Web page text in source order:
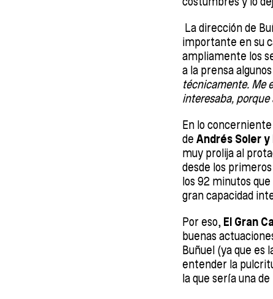
La dirección de
importante en su
ampliamente los
a la prensa
técnicamente. Me
interesaba,
En lo
de Andrés Soler y
muy prolija al
desde los
los 92 minutos
gran capacidad
Por eso, El Gran
buenas
Buñuel (ya que es
entender la
la que sería una